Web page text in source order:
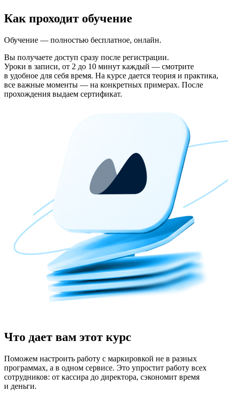
Как проходит обучение
Обучение — полностью бесплатное, онлайн.
Вы получаете доступ сразу после регистрации.
Уроки в записи, от 2 до 10 минут каждый — смотрите
в удобное для себя время. На курсе дается теория и практика,
все важные моменты — на конкретных примерах. После
прохождения выдаем сертификат.
Что дает вам этот курс
Поможем настроить работу с маркировкой не в разных
программах, а в одном сервисе. Это упростит работу всех
сотрудников: от кассира до директора, сэкономит время
и деньги.